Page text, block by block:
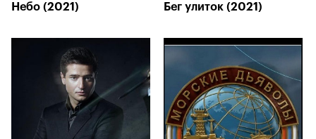
Небо (2021) Бег улиток (2021)